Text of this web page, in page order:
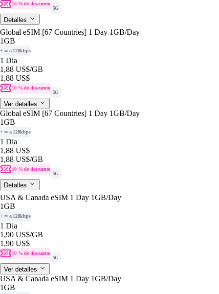
10 % de descuento
5G
Detalles
Global eSIM [67 Countries] 1 Day 1GB/Day
1GB
+ ∞ a 128kbps
1 Dia
1,88 US$/GB
1,88 US$
10 % de descuento
5G
Ver detalles
Global eSIM [67 Countries] 1 Day 1GB/Day
1GB
+ ∞ a 128kbps
1 Dia
1,88 US$
1,88 US$/GB
10 % de descuento
5G
Detalles
USA & Canada eSIM 1 Day 1GB/Day
1GB
+ ∞ a 128kbps
1 Dia
1,90 US$/GB
1,90 US$
10 % de descuento
5G
Ver detalles
USA & Canada eSIM 1 Day 1GB/Day
1GB